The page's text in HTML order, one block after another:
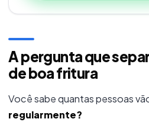
A pergunta que
de boa fritura
Você sabe quantas pessoas
regularmente?